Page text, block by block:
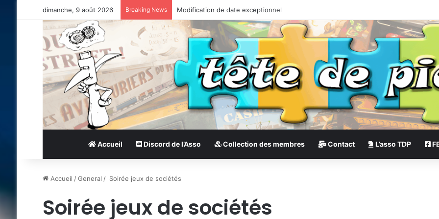
dimanche, 9 août 2026 Breaking News Modification de date exceptionnel
Accueil Discord de l’Asso Collection des membres Contact L’asso TDP
Accueil /General / Soirée jeux de sociétés
Soirée jeux de sociétés